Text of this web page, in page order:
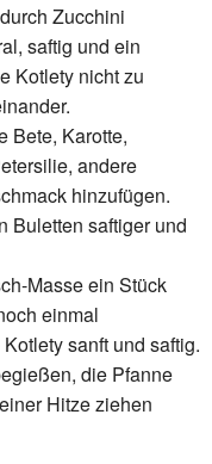
Zucchini
saftig und ein
Kotlety nicht zu
Bete, Karotte,
andere
hinzufügen.
Buletten saftiger und
Masse ein Stück
einmal
sanft und saftig.
die Pfanne
Hitze ziehen